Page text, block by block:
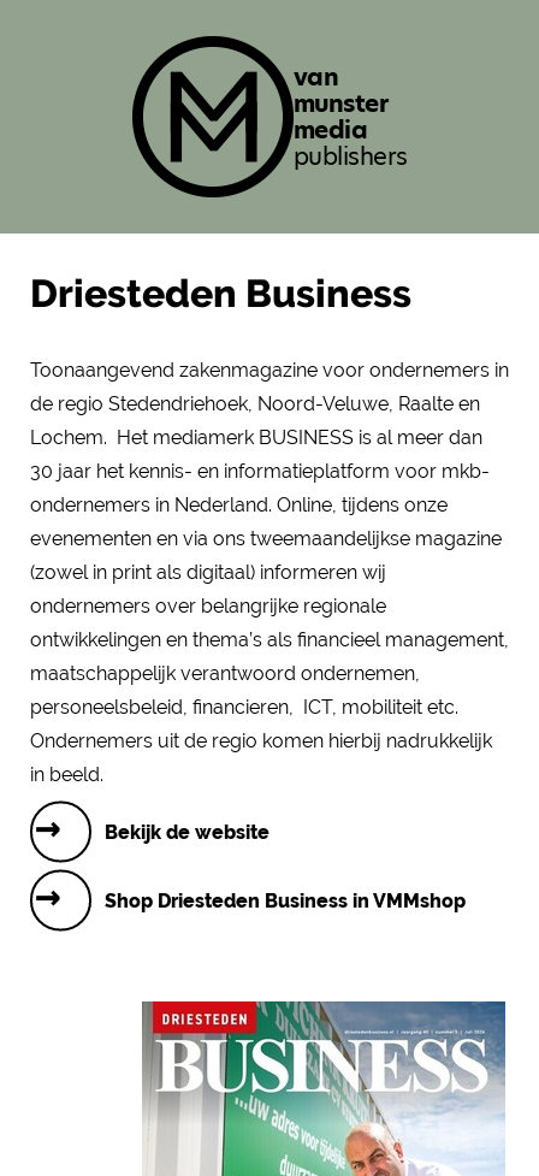
van
munster
media
publishers
Driesteden Business
Toonaangevend zakenmagazine voor ondernemers in
de regio Stedendriehoek, Noord-Veluwe, Raalte en
Lochem. Het mediamerk BUSINESS is al meer dan
30 jaar het kennis- en informatieplatform voor mkb-
ondernemers in Nederland. Online, tijdens onze
evenementen en via ons tweemaandelijkse magazine
(zowel in print als digitaal) informeren wij
ondernemers over belangrijke regionale
ontwikkelingen en thema’s als financieel management,
maatschappelijk verantwoord ondernemen,
personeelsbeleid, financieren, ICT, mobiliteit etc.
Ondernemers uit de regio komen hierbij nadrukkelijk
in beeld.
Bekijk de website
Shop Driesteden Business in VMMshop